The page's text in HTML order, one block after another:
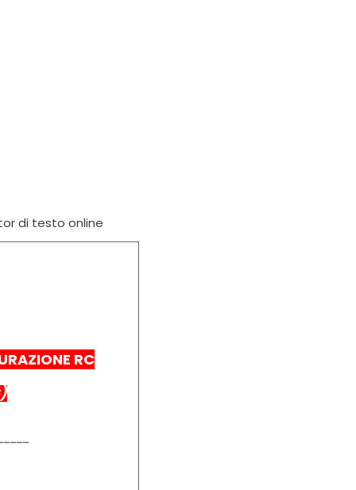
di testo online
RC
)